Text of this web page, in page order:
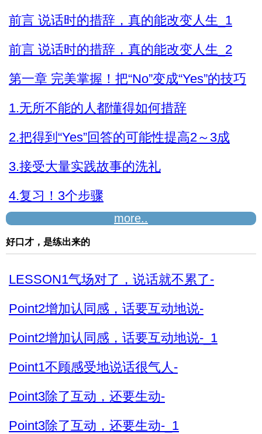
前言 说话时的措辞，真的能改变人生_1
前言 说话时的措辞，真的能改变人生_2
第一章 完美掌握！把“No”变成“Yes”的技巧
1.无所不能的人都懂得如何措辞
2.把得到“Yes”回答的可能性提高2～3成
3.接受大量实践故事的洗礼
4.复习！3个步骤
5.阅读实践故事的关键
5.阅读实践故事的关键_1
more..
好口才，是练出来的
LESSON1气场对了，说话就不累了-
Point2增加认同感，话要互动地说-
Point2增加认同感，话要互动地说-_1
Point1不顾感受地说话很气人-
Point3除了互动，还要生动-
Point3除了互动，还要生动-_1